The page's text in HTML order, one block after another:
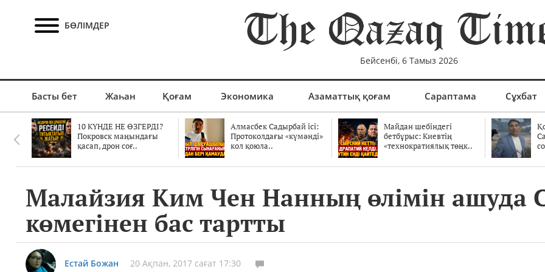
БӨЛІМДЕР
Бейсенбі, 6 Тамыз 2026
Басты бет Жаһан Қоғам Экономика Азаматтық қоғам Сараптама Сұхбат
10 КҮНДЕ НЕ ӨЗГЕРДІ?
Покровск маңындағы
қасап, дрон соғ..
Алмасбек Садырбай ісі:
Протоколдағы «күмәнді»
кол қоюла..
Майдан шебіндегі
бетбұрыс: Киевтің
«технократиялық төңк..
Малайзия Ким Чен Нанның өлімін ашуда
көмегінен бас тартты
Естай Божан 20 Ақпан, 2017 сағат 17:30